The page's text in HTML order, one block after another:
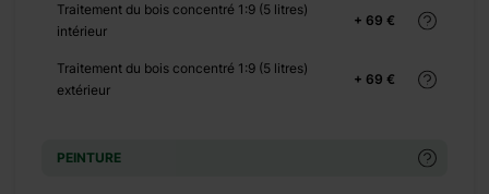
+ 69 €
Traitement du bois concentré 1:9 (5 litres)
intérieur
+ 69 €
Traitement du bois concentré 1:9 (5 litres)
extérieur
PEINTURE
+ 276 €
+ 0 €